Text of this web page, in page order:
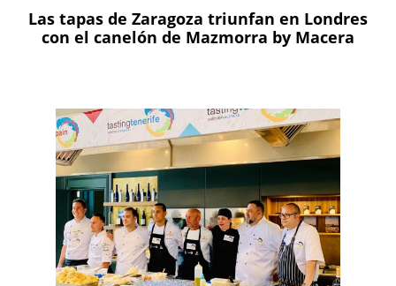
Las tapas de Zaragoza triunfan en Londres
con el canelón de Mazmorra by Macera